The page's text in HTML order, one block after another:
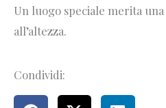
Un luogo speciale merita
all’altezza.
Condividi: